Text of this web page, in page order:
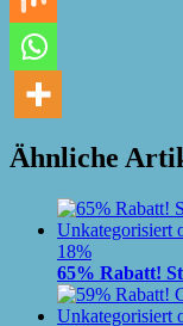
Ähnliche
18%
65% Rabatt!